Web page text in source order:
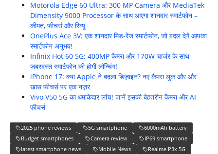
Motorola Edge 60 Ultra: 300 MP Camera और MediaTek
Dimensity 9000 Processor के साथ आएगा शानदार स्मार्टफोन –
कीमत, फीचर्स और रिव्यू
OnePlus Ace 3V: एक शानदार मिड-रेंज स्मार्टफोन, जो बदल देगें आपका
स्मार्टफोन अनुभव!
Infinix Hot 60 5G: 400MP कैमरा और 170W चार्जर के साथ
जबरदस्त स्मार्टफोन की होगी लॉन्चिंग!
iPhone 17: क्या Apple ने बदला डिज़ाइन? नए कैमरा लुक और और
खास फीचर्स पर एक नज़र
Vivo V50 5G का धमाकेदार लांच! जानें इसकी बेहतरीन कैमरा और AI
फीचर्स
2025 phone reviews 5G smartphone
6000mAh battery
Budget smartphones
Camera review
IP69 smartphone
latest smartphone news
Mobile News Realme P3x 5G